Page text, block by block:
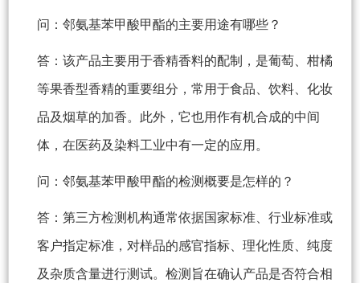
问：邻氨基苯甲酸甲酯的主要用途有哪些？
答：该产品主要用于香精香料的配制，是葡萄、柑橘
等果香型香精的重要组分，常用于食品、饮料、化妆
品及烟草的加香。此外，它也用作有机合成的中间
体，在医药及染料工业中有一定的应用。
问：邻氨基苯甲酸甲酯的检测概要是怎样的？
答：第三方检测机构通常依据国家标准、行业标准或
客户指定标准，对样品的感官指标、理化性质、纯度
及杂质含量进行测试。检测旨在确认产品是否符合相